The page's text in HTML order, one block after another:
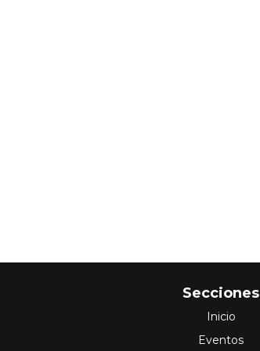
Secciones
Inicio
Eventos